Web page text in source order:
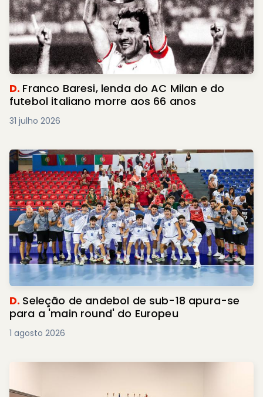
D. Franco Baresi, lenda do AC Milan e do
futebol italiano morre aos 66 anos
31 julho 2026
D. Seleção de andebol de sub-18 apura-se
para a 'main round' do Europeu
1 agosto 2026